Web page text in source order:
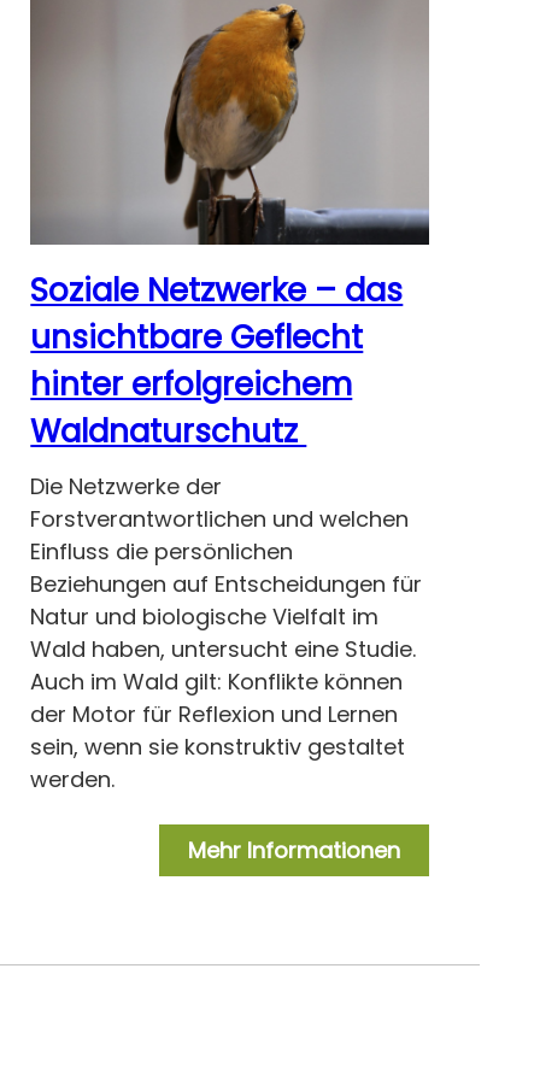
Soziale Netzwerke – das
unsichtbare Geflecht
hinter erfolgreichem
Waldnaturschutz
Die Netzwerke der
Forstverantwortlichen und welchen
Einfluss die persönlichen
Beziehungen auf Entscheidungen für
Natur und biologische Vielfalt im
Wald haben, untersucht eine Studie.
Auch im Wald gilt: Konflikte können
der Motor für Reflexion und Lernen
sein, wenn sie konstruktiv gestaltet
werden.
Mehr Informationen